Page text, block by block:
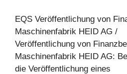
EQS Veröffentlichung von
Maschinenfabrik HEID AG /
Veröffentlichung von
Maschinenfabrik HEID AG:
die Veröffentlichung eines